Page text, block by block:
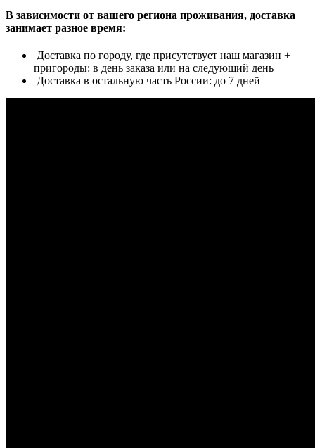
В зависимости от вашего региона проживания, доставка
занимает разное время:
Доставка по городу, где присутствует наш магазин +
пригороды: в день заказа или на следующий день
Доставка в остальную часть России: до 7 дней